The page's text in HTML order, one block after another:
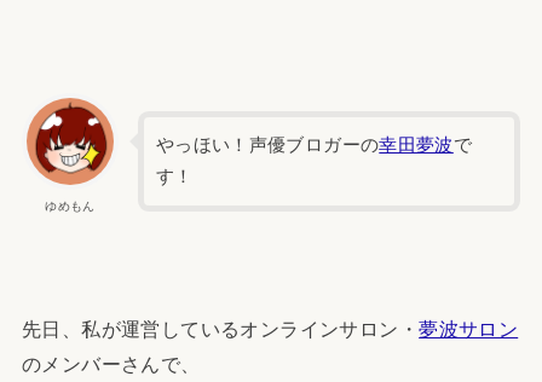
ゆめもん
やっほい！声優ブロガーの幸田夢波で
す！
先日、私が運営しているオンラインサロン・夢波サロン
のメンバーさんで、